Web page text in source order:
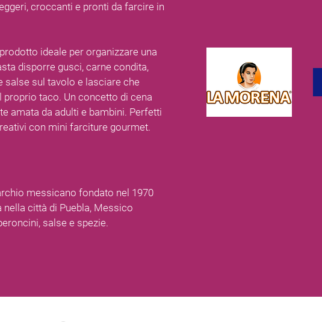
croccanti e pronti da farcire in
ideale per organizzare una
disporre gusci, carne condita,
salse sul tavolo e lasciare che
taco. Un concetto di cena
amata da adulti e bambini. Perfetti
con mini farciture gourmet.
messicano fondato nel 1970
nella città di Puebla, Messico
salse e spezie.